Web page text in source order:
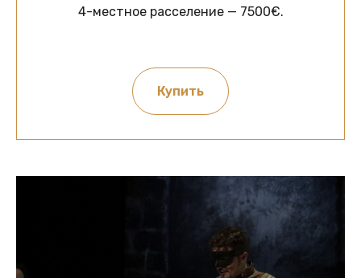
4-местное расселение — 7500€.
Купить